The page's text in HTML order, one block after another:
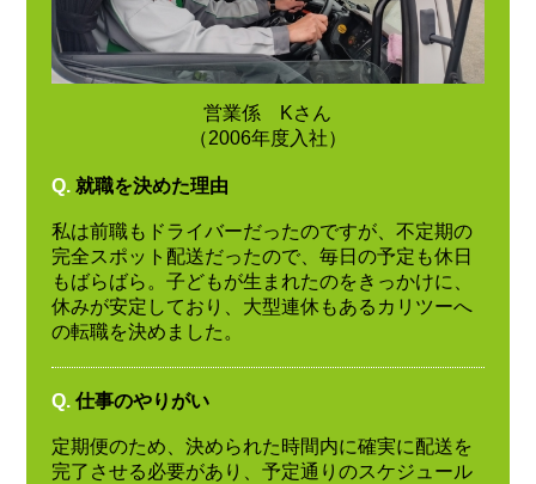
営業係 Kさん
（2006年度入社）
Q. 就職を決めた理由
私は前職もドライバーだったのですが、不定期の
完全スポット配送だったので、毎日の予定も休日
もばらばら。子どもが生まれたのをきっかけに、
休みが安定しており、大型連休もあるカリツーへ
の転職を決めました。
Q. 仕事のやりがい
定期便のため、決められた時間内に確実に配送を
完了させる必要があり、予定通りのスケジュール